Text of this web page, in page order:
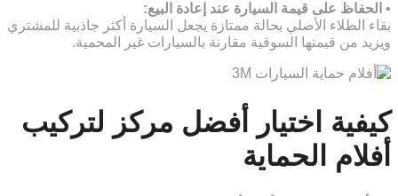
• الحفاظ على قيمة السيارة عند إعادة البيع:
بقاء الطلاء الأصلي بحالة ممتازة يجعل السيارة أكثر جاذبية للمشتري
ويزيد من قيمتها السوقية مقارنة بالسيارات غير المحمية.
كيفية اختيار أفضل مركز لتركيب
أفلام الحماية